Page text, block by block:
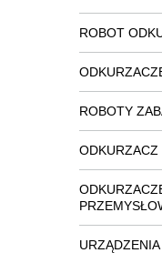
ROBOT
ROBOTY
ODKURZACZ